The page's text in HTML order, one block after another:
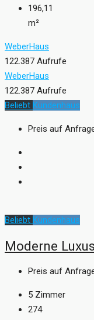
196,11
m²
WeberHaus
122.387 Aufrufe
WeberHaus
122.387 Aufrufe
Beliebt Kundenhaus
Preis auf
Beliebt Kundenhaus
Moderne
Preis auf
5 Zimmer
274